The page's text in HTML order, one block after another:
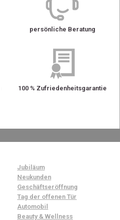
persönliche Beratung
100 % Zufriedenheitsgarantie
Jubiläum
Neukunden
Geschäftseröffnung
Tag der offenen Tür
Automobil
Beauty & Wellness